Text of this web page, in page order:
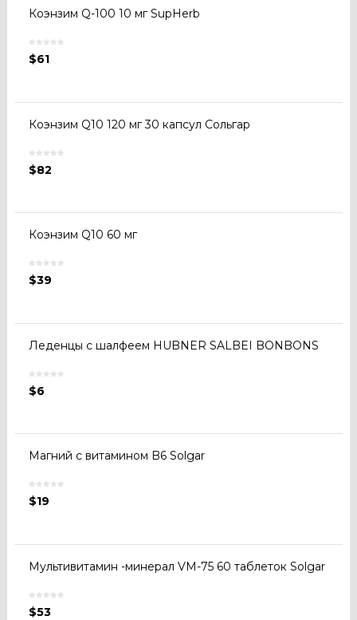
Коэнзим Q-100 10 мг SupHerb
$61
Коэнзим Q10 120 мг 30 капсул Сольгар
$82
Коэнзим Q10 60 мг
$39
Леденцы с шалфеем HUBNER SALBEI BONBONS
$6
Магний с витамином B6 Solgar
$19
Мультивитамин -минерал VM-75 60 таблеток Solgar
$53